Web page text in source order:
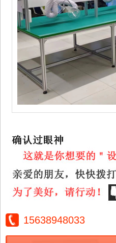
15638948033